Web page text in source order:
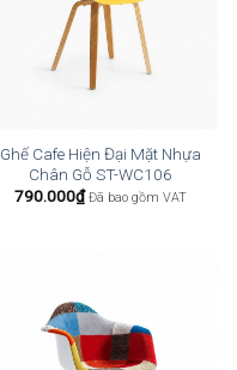
Ghế Cafe Hiện Đại Mặt Nhựa
Chân Gỗ ST-WC106
790.000₫ Đã bao gồm VAT